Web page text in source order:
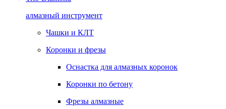
алмазный инструмент
Чашки и КЛТ
Коронки и фрезы
Оснастка для алмазных коронок
Коронки по бетону
Фрезы алмазные